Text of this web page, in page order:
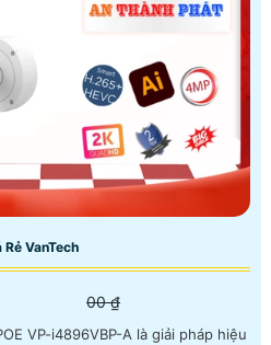
VanTech
00 ₫
VP-i4896VBP-A là giải pháp hiệu